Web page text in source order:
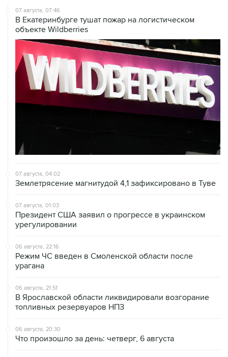
07 августа, 07:46
В Екатеринбурге тушат пожар на логистическом
объекте Wildberries
07 августа, 04:02
Землетрясение магнитудой 4,1 зафиксировано в Туве
07 августа, 01:03
Президент США заявил о прогрессе в украинском
урегулировании
06 августа, 22:16
Режим ЧС введен в Смоленской области после
урагана
06 августа, 21:51
В Ярославской области ликвидировали возгорание
топливных резервуаров НПЗ
06 августа, 20:30
Что произошло за день: четверг, 6 августа